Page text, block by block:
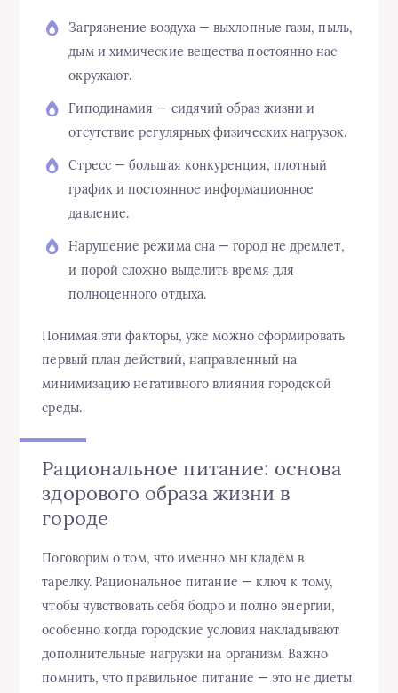
Загрязнение воздуха — выхлопные газы, пыль,
дым и химические вещества постоянно нас
окружают.
Гиподинамия — сидячий образ жизни и
отсутствие регулярных физических нагрузок.
Стресс — большая конкуренция, плотный
график и постоянное информационное
давление.
Нарушение режима сна — город не дремлет,
и порой сложно выделить время для
полноценного отдыха.
Понимая эти факторы, уже можно сформировать
первый план действий, направленный на
минимизацию негативного влияния городской
среды.
Рациональное питание: основа
здорового образа жизни в
городе
Поговорим о том, что именно мы кладём в
тарелку. Рациональное питание — ключ к тому,
чтобы чувствовать себя бодро и полно энергии,
особенно когда городские условия накладывают
дополнительные нагрузки на организм. Важно
помнить, что правильное питание — это не диеты